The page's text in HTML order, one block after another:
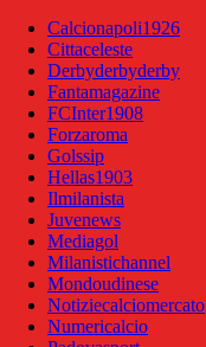
Calcionapoli1926
Cittaceleste
Derbyderbyderby
Fantamagazine
FCInter1908
Forzaroma
Golssip
Hellas1903
Ilmilanista
Juvenews
Mediagol
Milanistichannel
Mondoudinese
Notiziecalciomercato
Numericalcio